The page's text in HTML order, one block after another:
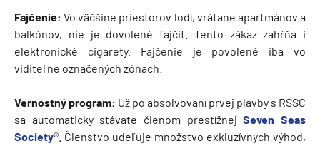
Fajčenie: Vo väčšine priestorov lodí, vrátane apartmánov a
balkónov, nie je dovolené fajčiť. Tento zákaz zahŕňa i
elektronické cigarety. Fajčenie je povolené iba vo
viditeľne označených zónach.
Vernostný program: Už po absolvovaní prvej plavby s RSSC
sa automaticky stávate členom prestížnejSeven Seas
Society®. Členstvo udeľuje množstvo exkluzívnych výhod,